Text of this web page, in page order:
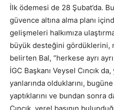
İlk ödemesi de 28 Şubat’da.
güvence altına alma planı
gelişmeleri halkımıza
büyük desteğini gördüklerini,
belirten Bal, “herkese ayrı
İGC Başkanı Veysel Cıncık
yanlarında olduklarını,
yaptıklarını ve bundan